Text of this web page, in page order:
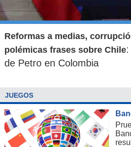
Reformas a medias,
polémicas frases sobre Chile:
de Petro en Colombia
JUEGOS